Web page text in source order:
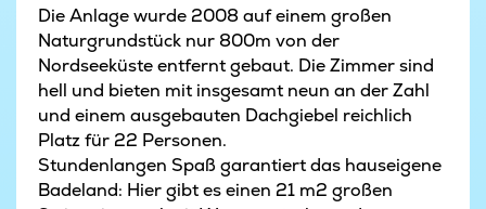
Die Anlage wurde 2008 auf einem großen
Naturgrundstück nur 800m von der
Nordseeküste entfernt gebaut. Die Zimmer sind
hell und bieten mit insgesamt neun an der Zahl
und einem ausgebauten Dachgiebel reichlich
Platz für 22 Personen.
Stundenlangen Spaß garantiert das hauseigene
Badeland: Hier gibt es einen 21 m2 großen